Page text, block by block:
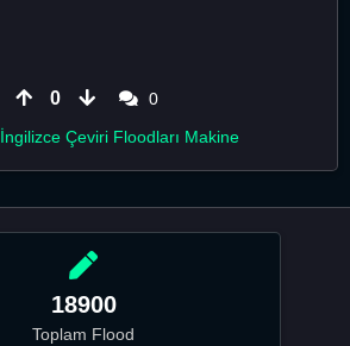
0
0
İngilizce Çeviri Floodları Makine
18900
Toplam Flood